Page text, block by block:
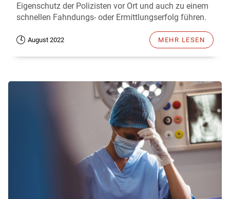
Eigenschutz der Polizisten vor Ort und auch zu einem
schnellen Fahndungs- oder Ermittlungserfolg führen.
August 2022 MEHR LESEN